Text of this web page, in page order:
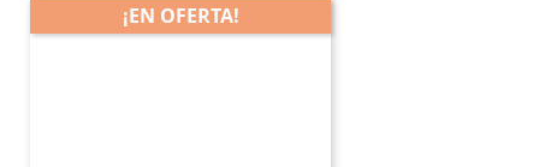
¡EN OFERTA!